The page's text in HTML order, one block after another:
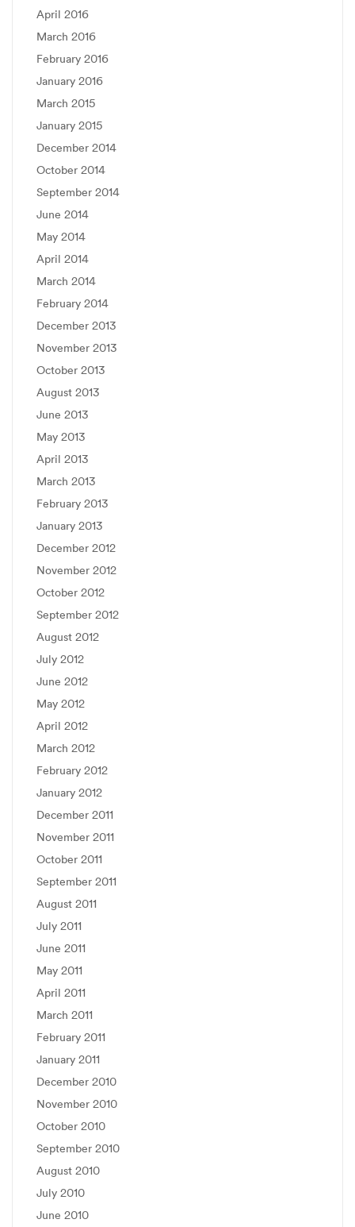
April 2016
March 2016
February 2016
January 2016
March 2015
January 2015
December 2014
October 2014
September 2014
June 2014
May 2014
April 2014
March 2014
February 2014
December 2013
November 2013
October 2013
August 2013
June 2013
May 2013
April 2013
March 2013
February 2013
January 2013
December 2012
November 2012
October 2012
September 2012
August 2012
July 2012
June 2012
May 2012
April 2012
March 2012
February 2012
January 2012
December 2011
November 2011
October 2011
September 2011
August 2011
July 2011
June 2011
May 2011
April 2011
March 2011
February 2011
January 2011
December 2010
November 2010
October 2010
September 2010
August 2010
July 2010
June 2010